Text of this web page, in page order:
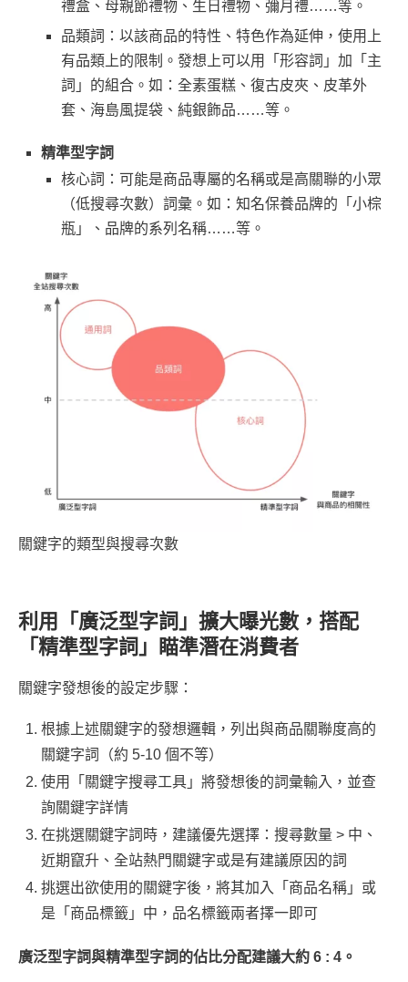
禮盒、母親節禮物、生日禮物、彌月禮……等。
品類詞：以該商品的特性、特色作為延伸，使用上
有品類上的限制。發想上可以用「形容詞」加「主
詞」的組合。如：全素蛋糕、復古皮夾、皮革外
套、海島風提袋、純銀飾品……等。
精準型字詞
核心詞：可能是商品專屬的名稱或是高關聯的小眾
（低搜尋次數）詞彙。如：知名保養品牌的「小棕
瓶」、品牌的系列名稱……等。
關鍵字的類型與搜尋次數
利用「廣泛型字詞」擴大曝光數，搭配
「精準型字詞」瞄準潛在消費者
關鍵字發想後的設定步驟：
根據上述關鍵字的發想邏輯，列出與商品關聯度高的
關鍵字詞（約 5-10 個不等）
使用「關鍵字搜尋工具」將發想後的詞彙輸入，並查
詢關鍵字詳情
在挑選關鍵字詞時，建議優先選擇：搜尋數量 > 中、
近期竄升、全站熱門關鍵字或是有建議原因的詞
挑選出欲使用的關鍵字後，將其加入「商品名稱」或
是「商品標籤」中，品名標籤兩者擇一即可
廣泛型字詞與精準型字詞的佔比分配建議大約 6 : 4。